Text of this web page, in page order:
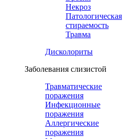
Некроз
Патологическая
стираемость
Травма
Дисколориты
Заболевания слизистой
Травматические
поражения
Инфекционные
поражения
Аллергические
поражения